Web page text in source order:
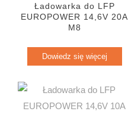
Ładowarka do LFP
EUROPOWER 14,6V 20A
M8
Dowiedz się więcej